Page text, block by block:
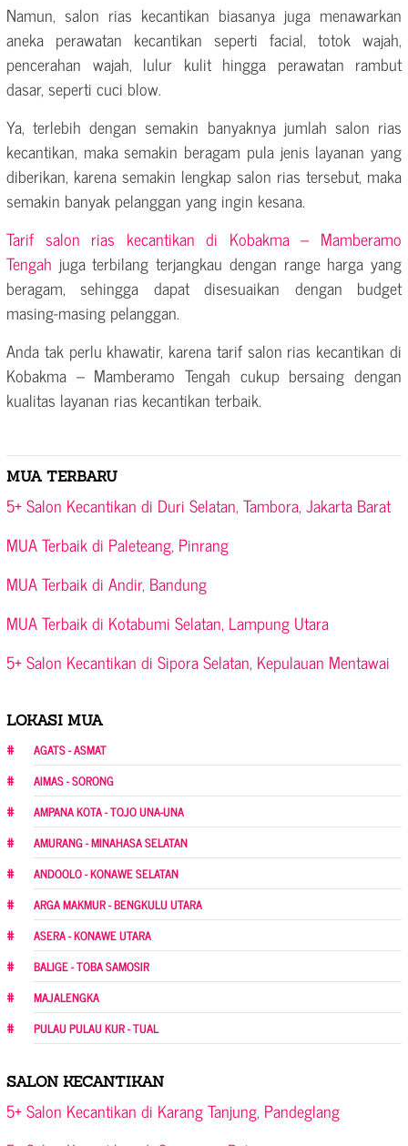
Namun, salon rias kecantikan biasanya juga menawarkan
aneka perawatan kecantikan seperti facial, totok wajah,
pencerahan wajah, lulur kulit hingga perawatan rambut
dasar, seperti cuci blow.
Ya, terlebih dengan semakin banyaknya jumlah salon rias
kecantikan, maka semakin beragam pula jenis layanan yang
diberikan, karena semakin lengkap salon rias tersebut, maka
semakin banyak pelanggan yang ingin kesana.
Tarif salon rias kecantikan di Kobakma – Mamberamo
Tengah juga terbilang terjangkau dengan range harga yang
beragam, sehingga dapat disesuaikan dengan budget
masing-masing pelanggan.
Anda tak perlu khawatir, karena tarif salon rias kecantikan di
Kobakma – Mamberamo Tengah cukup bersaing dengan
kualitas layanan rias kecantikan terbaik.
MUA TERBARU
5+ Salon Kecantikan di Duri Selatan, Tambora, Jakarta Barat
MUA Terbaik di Paleteang, Pinrang
MUA Terbaik di Andir, Bandung
MUA Terbaik di Kotabumi Selatan, Lampung Utara
5+ Salon Kecantikan di Sipora Selatan, Kepulauan Mentawai
LOKASI MUA
AGATS - ASMAT
AIMAS - SORONG
AMPANA KOTA - TOJO UNA-UNA
AMURANG - MINAHASA SELATAN
ANDOOLO - KONAWE SELATAN
ARGA MAKMUR - BENGKULU UTARA
ASERA - KONAWE UTARA
BALIGE - TOBA SAMOSIR
MAJALENGKA
PULAU PULAU KUR - TUAL
SALON KECANTIKAN
5+ Salon Kecantikan di Karang Tanjung, Pandeglang